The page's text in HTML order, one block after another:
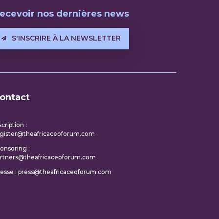
nos dernières news
S'INSCRIRE À LA NEWSLETTER
:
:
: press@theafricaceoforum.com